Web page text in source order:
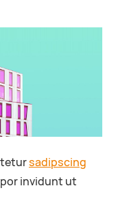
sadipscing
invidunt ut